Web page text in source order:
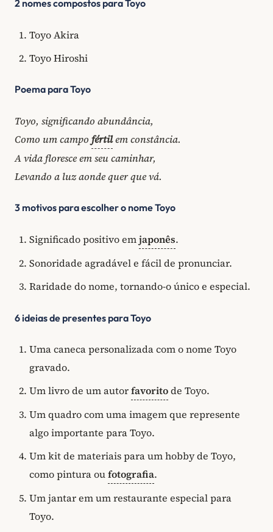
2 nomes compostos para Toyo
Toyo Akira
Toyo Hiroshi
Poema para Toyo
Toyo, significando abundância,
Como um campo fértilem constância.
A vida floresce em seu caminhar,
Levando a luz aonde quer que vá.
3 motivos para escolher o nome Toyo
Significado positivo emjaponês.
Sonoridade agradável e fácil de pronunciar.
Raridade do nome, tornando-o único e especial.
6 ideias de presentes para Toyo
Uma caneca personalizada com o nome Toyo
gravado.
Um livro de um autorfavoritode Toyo.
Um quadro com uma imagem que represente
algo importante para Toyo.
Um kit de materiais para um hobby de Toyo,
como pintura oufotografia.
Um jantar em um restaurante especial para
Toyo.